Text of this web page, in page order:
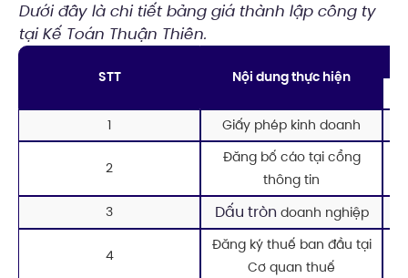
Dưới đây là chi tiết bảng giá thành lập công ty
tại Kế Toán Thuận Thiên.
STT Nội dung thực hiện
1 Giấy phép kinh doanh
2
Đăng bố cáo tại cổng
thông tin
3
Dấu tròn doanh nghiệp
4
Đăng ký thuế ban đầu tại
Cơ quan thuế